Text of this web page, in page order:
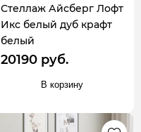
Стеллаж Айсберг Лофт
Икс белый дуб крафт
белый
20190 руб.
В корзину